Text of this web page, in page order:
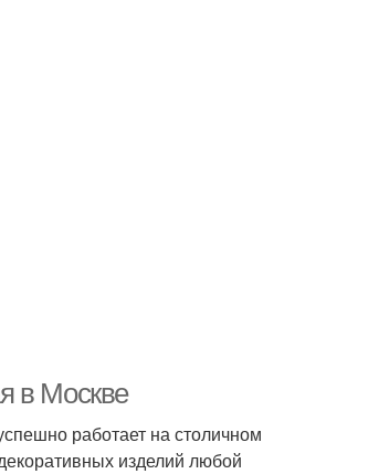
в Москве
работает на столичном
изделий любой